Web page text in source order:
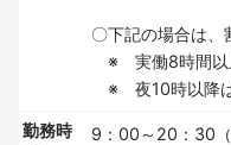
〇下記の場合は、
※ 実働8時間以
※ 夜10時以降
勤務時
9：00～20：30（